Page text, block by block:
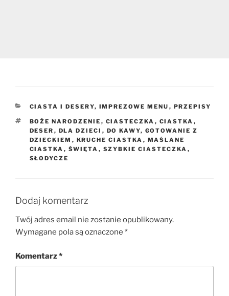
KATEGORIE
CIASTA I DESERY, IMPREZOWE MENU , PRZEPISY
TAGI
BOŻE NARODZENIE , CIASTECZKA , CIASTKA ,
DESER , DLA DZIECI , DO KAWY, GOTOWANIE Z
DZIECKIEM , KRUCHE CIASTKA , MAŚLANE
CIASTKA , ŚWIĘTA , SZYBKIE CIASTECZKA ,
SŁODYCZE
Dodaj komentarz
Twój adres email nie zostanie opublikowany.
Wymagane pola są oznaczone *
Komentarz*